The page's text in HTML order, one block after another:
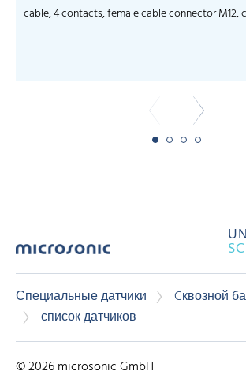
cable, 4 contacts, female cable connector M12,
Специальные датчики Cквозной
список датчиков
© 2026 microsonic GmbH